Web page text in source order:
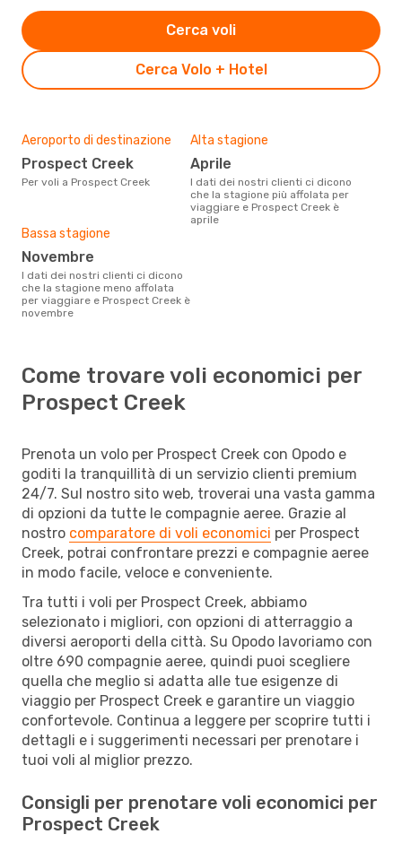
Cerca Volo + Hotel
Cerca voli
Aeroporto di destinazione
Prospect Creek
Per voli a Prospect Creek
Alta stagione
aprile
I dati dei nostri clienti ci dicono
che la stagione più affolata per
viaggiare e Prospect Creek è
aprile
Bassa stagione
novembre
I dati dei nostri clienti ci dicono
che la stagione meno affolata
per viaggiare e Prospect Creek è
novembre
Come trovare voli economici per
Prospect Creek
Prenota un volo per Prospect Creek con Opodo e
goditi la tranquillità di un servizio clienti premium
24/7. Sul nostro sito web, troverai una vasta gamma
di opzioni da tutte le compagnie aeree. Grazie al
nostro comparatore di voli economici per Prospect
Creek, potrai confrontare prezzi e compagnie aeree
in modo facile, veloce e conveniente.
Tra tutti i voli per Prospect Creek, abbiamo
selezionato i migliori, con opzioni di atterraggio a
diversi aeroporti della città. Su Opodo lavoriamo con
oltre 690 compagnie aeree, quindi puoi scegliere
quella che meglio si adatta alle tue esigenze di
viaggio per Prospect Creek e garantire un viaggio
confortevole. Continua a leggere per scoprire tutti i
dettagli e i suggerimenti necessari per prenotare i
tuoi voli al miglior prezzo.
Consigli per prenotare voli economici per
Prospect Creek